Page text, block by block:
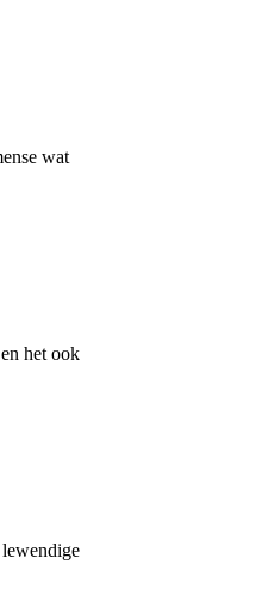
wat
het ook